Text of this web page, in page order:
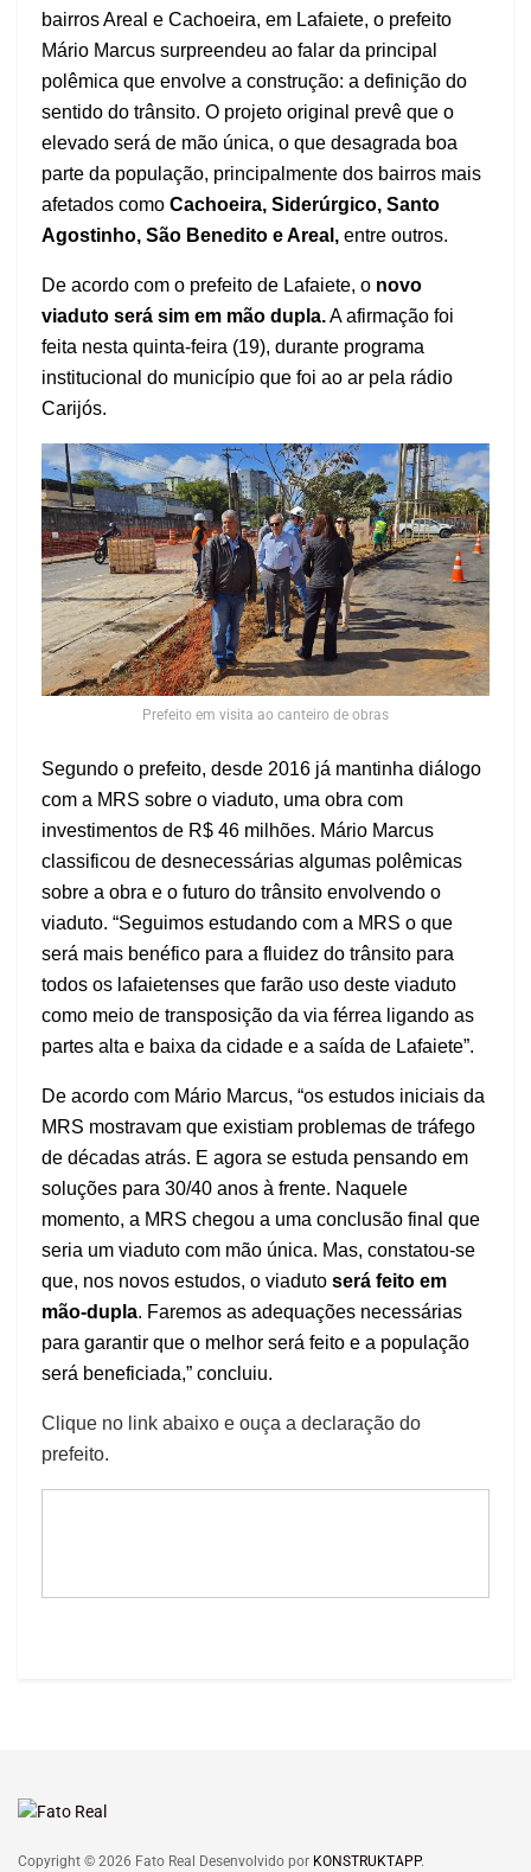
bairros Areal e Cachoeira, em Lafaiete, o prefeito
Mário Marcus surpreendeu ao falar da principal
polêmica que envolve a construção: a definição do
sentido do trânsito. O projeto original prevê que o
elevado será de mão única, o que desagrada boa
parte da população, principalmente dos bairros mais
afetados como Cachoeira, Siderúrgico, Santo
Agostinho, São Benedito e Areal, entre outros.
De acordo com o prefeito de Lafaiete, o novo
viaduto será sim em mão dupla.A afirmação foi
feita nesta quinta-feira (19), durante programa
institucional do município que foi ao ar pela rádio
Carijós.
Prefeito em visita ao canteiro de obras
Segundo o prefeito, desde 2016 já mantinha diálogo
com a MRS sobre o viaduto, uma obra com
investimentos de R$ 46 milhões. Mário Marcus
classificou de desnecessárias algumas polêmicas
sobre a obra e o futuro do trânsito envolvendo o
viaduto. “Seguimos estudando com a MRS o que
será mais benéfico para a fluidez do trânsito para
todos os lafaietenses que farão uso deste viaduto
como meio de transposição da via férrea ligando as
partes alta e baixa da cidade e a saída de Lafaiete”.
De acordo com Mário Marcus, “os estudos iniciais da
MRS mostravam que existiam problemas de tráfego
de décadas atrás. E agora se estuda pensando em
soluções para 30/40 anos à frente. Naquele
momento, a MRS chegou a uma conclusão final que
seria um viaduto com mão única. Mas, constatou-se
que, nos novos estudos, o viaduto será feito em
mão-dupla. Faremos as adequações necessárias
para garantir que o melhor será feito e a população
será beneficiada,” concluiu.
Clique no link abaixo e ouça a declaração do
prefeito.
Copyright © 2026 Fato Real Desenvolvido por KONSTRUKTAPP.